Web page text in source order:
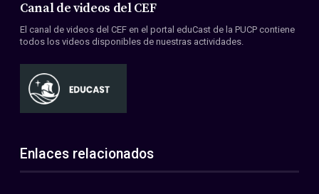
Canal de videos del CEF
El canal de videos del CEF en el portal eduCast de la PUCP contiene
todos los videos disponibles de nuestras actividades.
Enlaces relacionados